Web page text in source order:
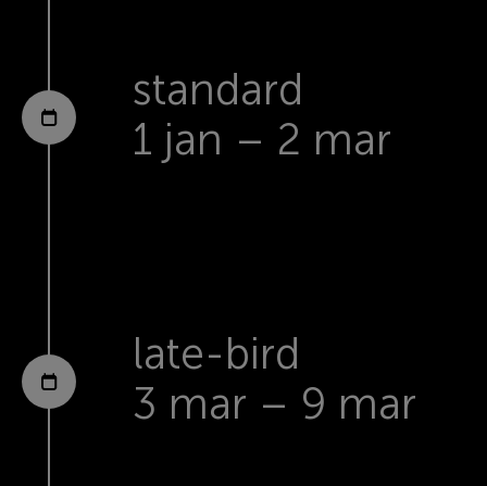
standard
1 jan – 2 mar
late-bird
3 mar – 9 mar